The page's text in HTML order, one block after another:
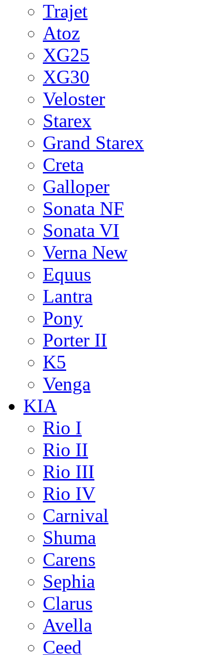
Trajet
Atoz
XG25
XG30
Veloster
Starex
Grand Starex
Creta
Galloper
Sonata NF
Sonata VI
Verna New
Equus
Lantra
Pony
Porter II
K5
Venga
KIA
Rio I
Rio II
Rio III
Rio IV
Carnival
Shuma
Carens
Sephia
Clarus
Avella
Ceed